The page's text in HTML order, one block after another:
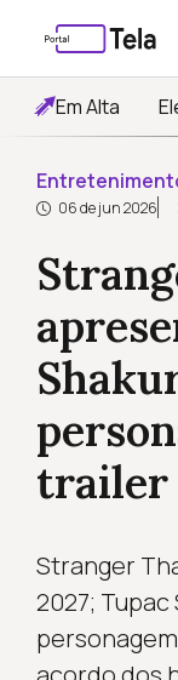
Em Alta
06 de jun 2026
trailer
Stranger
2027;